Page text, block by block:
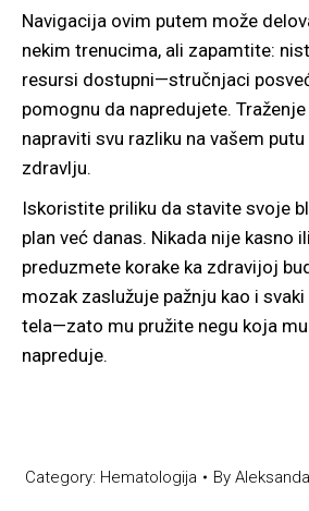
Navigacija ovim putem može
nekim trenucima, ali zapamtite:
resursi dostupni—stručnjaci
pomognu da napredujete.
napraviti svu razliku na vašem
zdravlju.
Iskoristite priliku da stavite svoje
plan već danas. Nikada nije kasno
preduzmete korake ka zdravijoj
mozak zaslužuje pažnju kao i
tela—zato mu pružite negu koja
napreduje.
Category: Hematologija By